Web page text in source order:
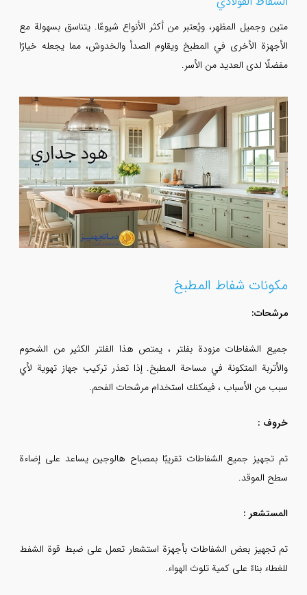
متين وجميل المظهر، ويُعتبر من أكثر الأنواع شيوعًا. يتناسق بسهولة مع
الأجهزة الأخرى في المطبخ ويقاوم الصدأ والخدوش، مما يجعله خيارًا
مفضلًا لدى العديد من الأسر.
مكونات شفاط المطبخ
مرشحات:
جميع الشفاطات مزودة بفلتر ، يمتص هذا الفلتر الكثير من الشحوم
والأتربة المتكونة في مساحة المطبخ. إذا تعذر تركيب جهاز تهوية لأي
سبب من الأسباب ، فيمكنك استخدام مرشحات الفحم.
خروف :
تم تجهيز جميع الشفاطات تقريبًا بمصباح هالوجين يساعد على إضاءة
سطح الموقد.
المستشعر :
تم تجهيز بعض الشفاطات بأجهزة استشعار تعمل على ضبط قوة الشفط
للغطاء بناءً على كمية تلوث الهواء.